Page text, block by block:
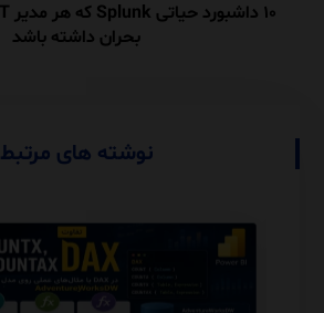
بحران داشته باشد
نوشته های مرتبط